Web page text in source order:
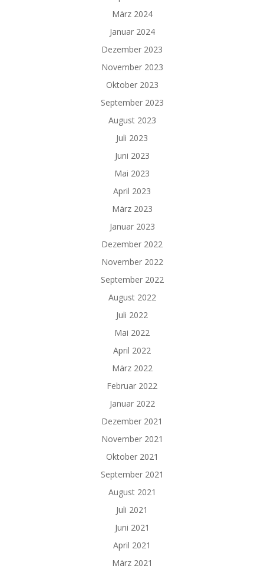
März 2024
Januar 2024
Dezember 2023
November 2023
Oktober 2023
September 2023
August 2023
Juli 2023
Juni 2023
Mai 2023
April 2023
März 2023
Januar 2023
Dezember 2022
November 2022
September 2022
August 2022
Juli 2022
Mai 2022
April 2022
März 2022
Februar 2022
Januar 2022
Dezember 2021
November 2021
Oktober 2021
September 2021
August 2021
Juli 2021
Juni 2021
April 2021
März 2021